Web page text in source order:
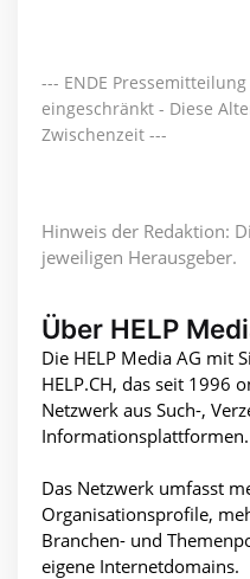
--- ENDE
eingeschränkt - Diese
Zwischenzeit ---
Hinweis der Redaktion:
jeweiligen Herausgeber.
Über HELP
Die HELP Media AG mit
HELP.CH, das seit 1996
Netzwerk aus Such-,
Informationsplattformen.
Das Netzwerk umfasst
Organisationsprofile,
Branchen- und
eigene Internetdomains.